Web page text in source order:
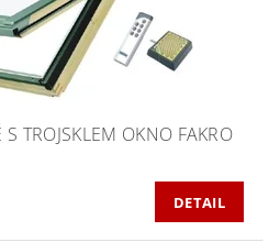
S TROJSKLEM OKNO FAKRO
DETAIL